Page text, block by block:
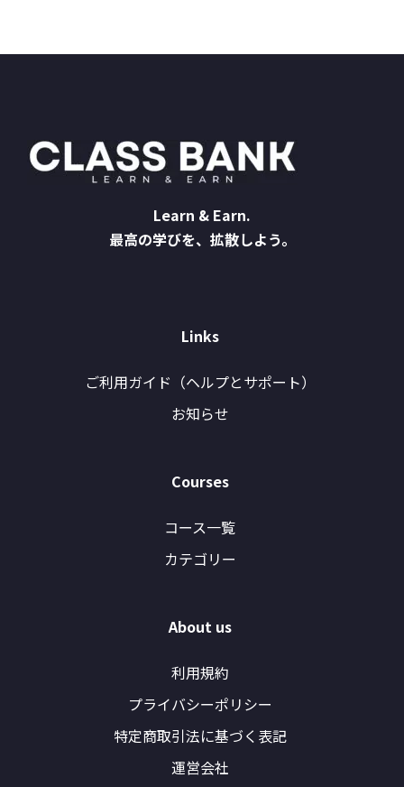
Learn & Earn.
最高の学びを、拡散しよう。
Links
ご利用ガイド（ヘルプとサポート）
お知らせ
Courses
コース一覧
カテゴリー
About us
利用規約
プライバシーポリシー
特定商取引法に基づく表記
運営会社